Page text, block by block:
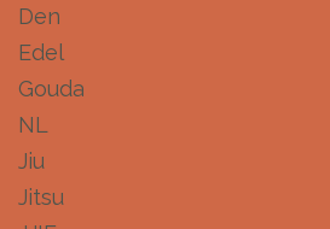
Den
Edel
Gouda
NL
Jiu
Jitsu